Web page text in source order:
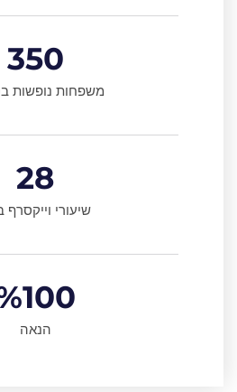
משפחות נופשות
350
שיעורי וייקסרף
28
הנאה
100